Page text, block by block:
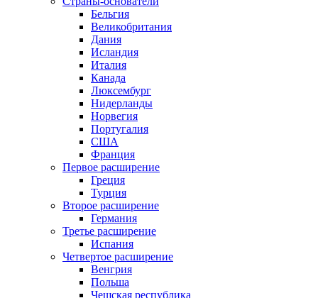
Бельгия
Великобритания
Дания
Исландия
Италия
Канада
Люксембург
Нидерланды
Норвегия
Португалия
США
Франция
Первое расширение
Греция
Турция
Второе расширение
Германия
Третье расширение
Испания
Четвертое расширение
Венгрия
Польша
Чешская республика